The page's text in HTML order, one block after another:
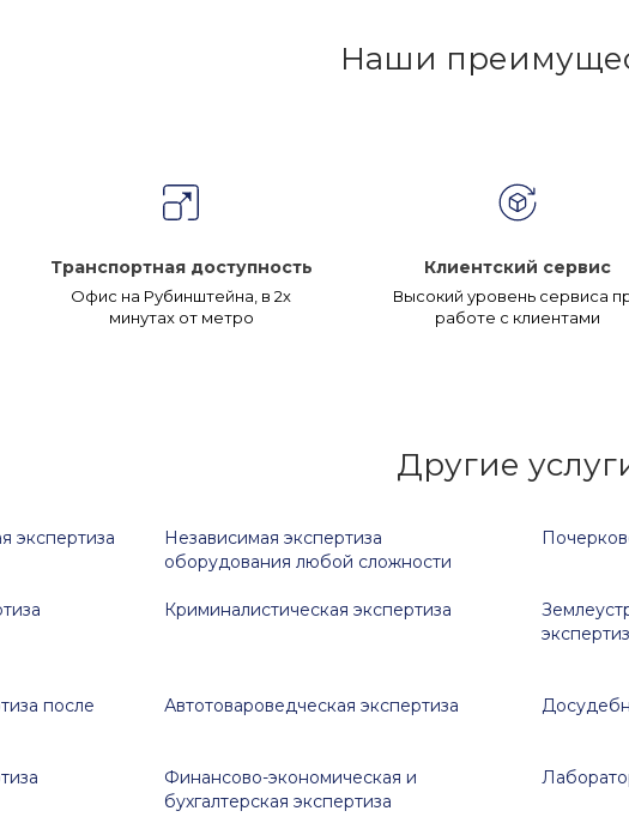
Наши
Транспортная доступность
Офис на Рубинштейна, в 2х
минутах от метро
Клиентский сервис
Высокий уровень сервиса
работе с клиентами
Другие
экспертиза
Независимая экспертиза
оборудования любой сложности
Криминалистическая экспертиза
после
Автотовароведческая экспертиза
Финансово-экономическая и
бухгалтерская экспертиза